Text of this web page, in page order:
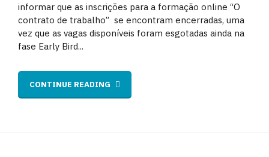
informar que as inscrições para a formação online “O
contrato de trabalho” se encontram encerradas, uma
vez que as vagas disponíveis foram esgotadas ainda na
fase Early Bird...
CONTINUE READING